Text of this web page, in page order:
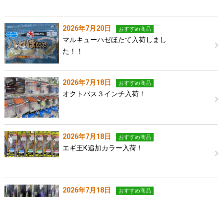
2026年7月20日 おすすめ商品
マルキューハゼほたて入荷しまし
た！！
2026年7月18日 おすすめ商品
オクトパス３インチ入荷！
2026年7月18日 おすすめ商品
エギ王K追加カラー入荷！
2026年7月18日 おすすめ商品